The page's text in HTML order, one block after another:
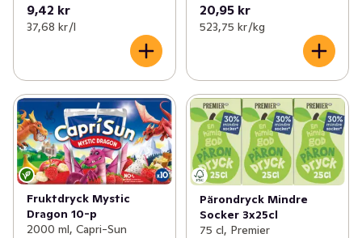
9,42 kr
37,68 kr /l
20,95 kr
523,75 kr /kg
Fruktdryck Mystic
Dragon 10-p
2000 ml, Capri-Sun
Pärondryck Mindre
Socker 3x25cl
75 cl, Premier